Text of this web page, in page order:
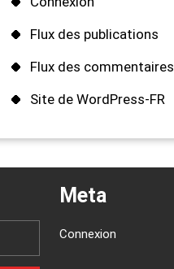
Flux des publications
Flux des commentaires
Site de WordPress-FR
Meta
Connexion